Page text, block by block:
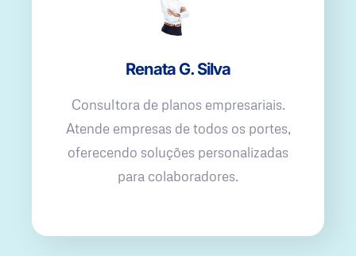
Renata G. Silva
Consultora de planos empresariais.
Atende empresas de todos os portes,
oferecendo soluções personalizadas
para colaboradores.